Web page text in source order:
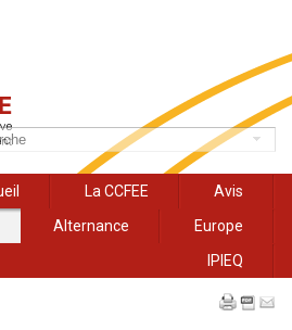
La CCFEE
Avis
Alternance
Europe
IPIEQ